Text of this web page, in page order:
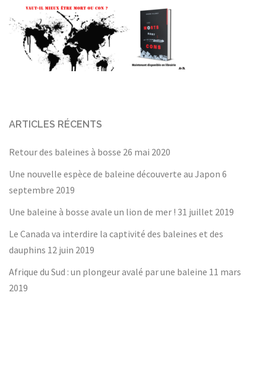
ARTICLES RÉCENTS
Retour des baleines à bosse 26 mai 2020
Une nouvelle espèce de baleine découverte au Japon 6
septembre 2019
Une baleine à bosse avale un lion de mer ! 31 juillet 2019
Le Canada va interdire la captivité des baleines et des
dauphins 12 juin 2019
Afrique du Sud : un plongeur avalé par une baleine 11 mars
2019